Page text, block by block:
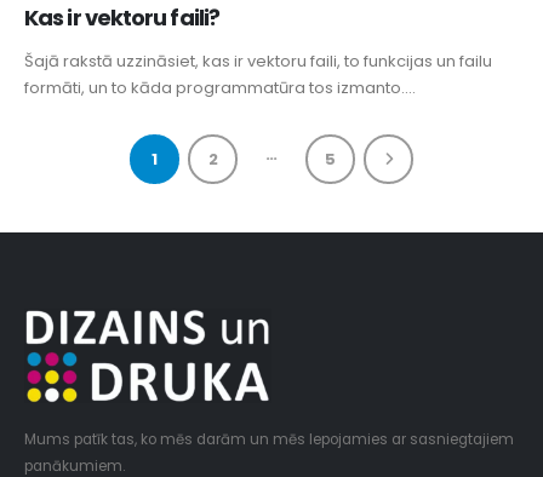
Kas ir vektoru faili?
Šajā rakstā uzzināsiet, kas ir vektoru faili, to funkcijas un failu
formāti, un to kāda programmatūra tos izmanto....
1 2 … 5
Mums patīk tas, ko mēs darām un mēs lepojamies ar sasniegtajiem
panākumiem.